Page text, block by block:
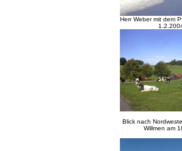
Herr Weber mit dem
Blick nach
Willmen am